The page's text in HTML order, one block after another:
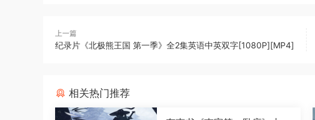
上一篇
纪录片《北极熊王国 第一季》全2集英语中英双字[1080P][MP4]
相关热门推荐